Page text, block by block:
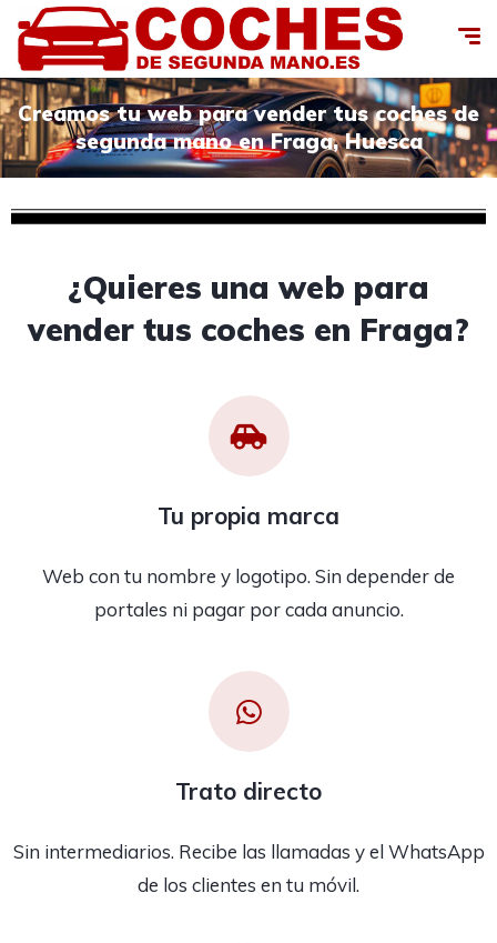
Creamos tu web para vender tus coches de
segunda mano en Fraga, Huesca
¿Quieres una web para
vender tus coches en Fraga?
Tu propia marca
Web con tu nombre y logotipo. Sin depender de
portales ni pagar por cada anuncio.
Trato directo
Sin intermediarios. Recibe las llamadas y el WhatsApp
de los clientes en tu móvil.